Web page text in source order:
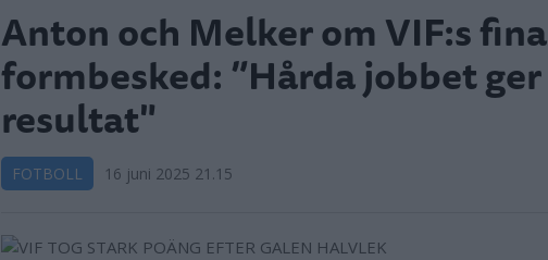
Anton och Melker om VIF:s fina
formbesked: ”Hårda jobbet ger
resultat"
FOTBOLL 16 juni 2025 21.15